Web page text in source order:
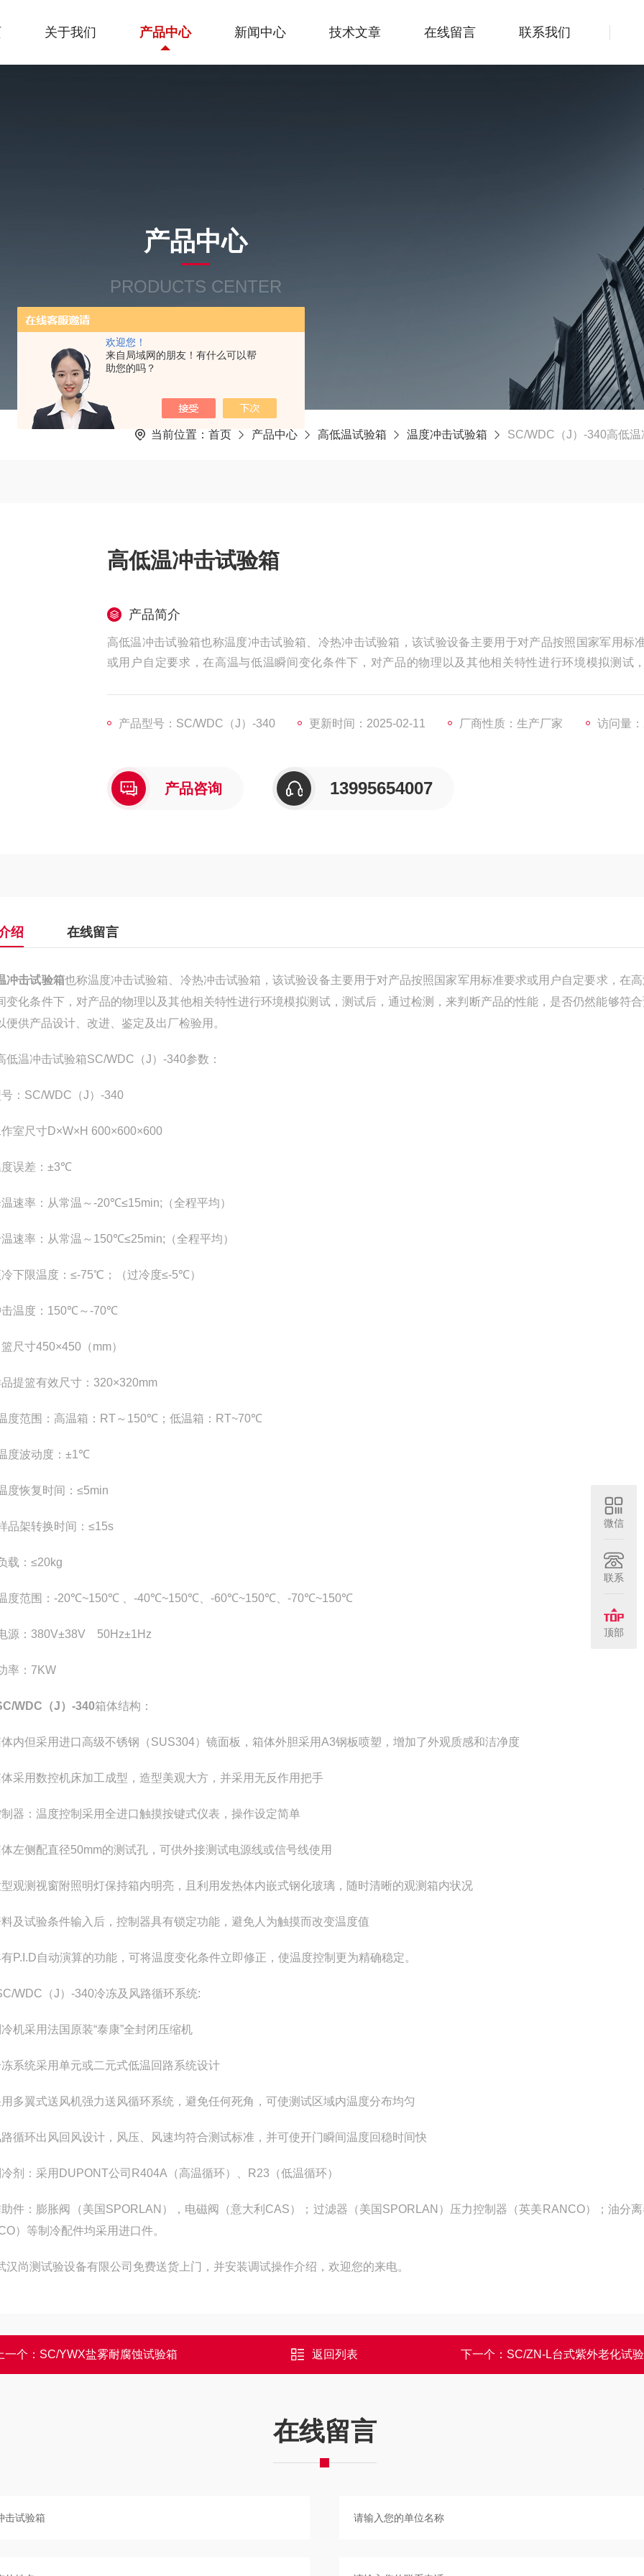
欢迎您！
来自局域网的朋友！有什么可以帮
助您的吗？
关于我们 产品中心 新闻中心 技术文章 在线留言 联系我们
产品中心
PRODUCTS CENTER
当前位置： 首页 产品中心 高低温试验箱 温度冲击试验箱 SC/WDC（J）-340高低
高低温冲击试验箱
产品简介
高低温冲击试验箱也称温度冲击试验箱、冷热冲击试验箱，该试验设备主要用于对产品按照国家军用标
或用户自定要求，在高温与低温瞬间变化条件下，对产品的物理以及其他相关特性进行环境模拟测试
产品型号：SC/WDC（J）-340
更新时间：2025-02-11 厂商性质：生产厂家 访问量
产品咨询 13995654007
绍 在线留言
冲击试验箱也称温度冲击试验箱、冷热冲击试验箱，该试验设备主要用于对产品按照国家军用标准要求或用户自定要求，在
变化条件下，对产品的物理以及其他相关特性进行环境模拟测试，测试后，通过检测，来判断产品的性能，是否仍然能够符
便供产品设计、改进、鉴定及出厂检验用。
低温冲击试验箱SC/WDC（J）-340参数：
： SC/WDC（J）-340
室尺寸D×W× H 600×600×600
误差：±3℃
速率：从常温～-20℃≤15min;（全程平均）
速率：从常温～ 150℃≤25min;（全程平均）
下限温度：≤-75℃ ；（过冷度≤-5℃）
温度： 150℃ ～-70℃
尺寸450×450（mm）
提篮有效尺寸： 320×320mm
度范围：高温箱： RT～ 150℃ ；低温箱： RT~70℃
度波动度：±1 ℃
度恢复时间：≤5min
品架转换时间：≤15s
载：≤20kg
度范围： -20℃~150℃ -40℃~150℃ -60℃~150℃ -70℃~150℃
源： 380V±38V 50Hz±1Hz
率： 7KW
WDC（J）-340箱体结构：
内但采用进口高级不锈钢 （SUS304） 镜面板，箱体外胆采用A3钢板喷塑，增加了外观质感和洁净度
采用数控机床加工成型，造型美观大方，并采用无反作用把手
器：温度控制采用全进口触摸按键式仪表，操作设定简单
左侧配直径50mm的测试孔，可供外接测试电源线或信号线使用
观测视窗附照明灯保持箱内明亮，且利用发热体内嵌式钢化玻璃，随时清晰的观测箱内状况
及试验条件输入后，控制器具有锁定功能，避免人为触摸而改变温度值
P.I.D自动演算的功能，可将温度变化条件立即修正，使温度控制更为精确稳定。
WDC（J）-340冷冻及风路循环系统:
机采用法国原装“泰康”全封闭压缩机
系统采用单元或二元式低温回路系统设计
多翼式送风机强力送风循环系统，避免任何死角，可使测试区域内温度分布均匀
循环出风回风设计，风压、风速均符合测试标准，并可使开门瞬间温度回稳时间快
剂：采用 DUPONT公司 R404A （高温循环）、 R23 （低温循环）
件：膨胀阀（美国 SPORLAN ），电磁阀（意大利 CAS）；过滤器（美国 SPORLAN ）压力控制器（英美 RANCO）；油分
）等制冷配件均采用进口件。
汉尚测试验设备有限公司免费送货上门，并安装调试操作介绍，欢迎您的来电。
一个： SC/YWX盐雾耐腐蚀试验箱 返回列表 下一个： SC/ZN-L台式紫外老化试
在线留言
微信
联系
顶部